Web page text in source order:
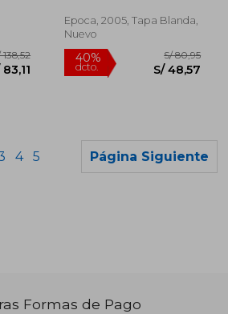
Epoca, 2005, Tapa Blanda,
Nuevo
4 5 Página Siguiente
Formas de Pago